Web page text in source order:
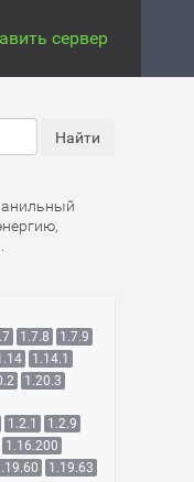
сервер
1.7.8
1.7.9
1.14.1
1.20.3
1.2.1
1.2.9
1.16.200
1.19.63